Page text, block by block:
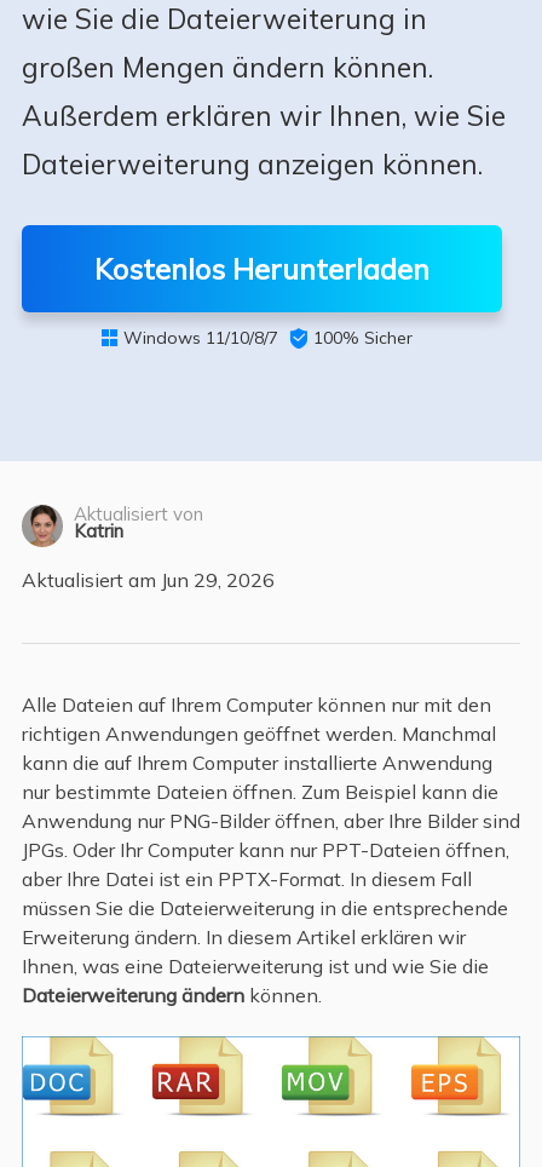
wie Sie die Dateierweiterung in
großen Mengen ändern können.
Außerdem erklären wir Ihnen, wie Sie
Dateierweiterung anzeigen können.
Kostenlos Herunterladen
 Windows 11/10/8/7  100% Sicher
Aktualisiert von
Katrin
Aktualisiert am Jun 29, 2026
Alle Dateien auf Ihrem Computer können nur mit den
richtigen Anwendungen geöffnet werden. Manchmal
kann die auf Ihrem Computer installierte Anwendung
nur bestimmte Dateien öffnen. Zum Beispiel kann die
Anwendung nur PNG-Bilder öffnen, aber Ihre Bilder sind
JPGs. Oder Ihr Computer kann nur PPT-Dateien öffnen,
aber Ihre Datei ist ein PPTX-Format. In diesem Fall
müssen Sie die Dateierweiterung in die entsprechende
Erweiterung ändern. In diesem Artikel erklären wir
Ihnen, was eine Dateierweiterung ist und wie Sie die
Dateierweiterung ändernkönnen.